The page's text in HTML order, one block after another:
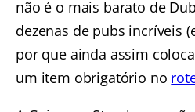
não é o mais barato de
dezenas de pubs incríveis
por que ainda assim
um item obrigatório no